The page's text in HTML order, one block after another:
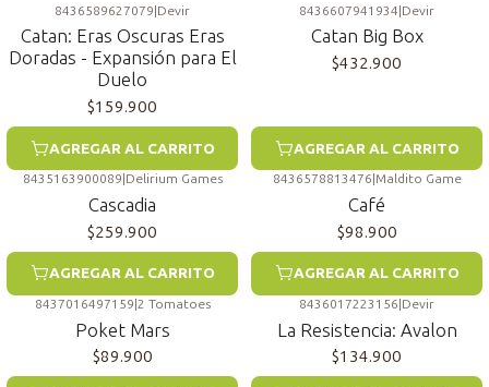
8436589627079|Devir
Catan: Eras Oscuras Eras
Doradas - Expansión para El
Duelo
$159.900
AGREGAR AL CARRITO
8436607941934|Devir
Catan Big Box
$432.900
AGREGAR AL CARRITO
8435163900089 Delirium Games
Cascadia
$259.900
AGREGAR AL CARRITO
8436578813476 Maldito Game
Café
$98.900
AGREGAR AL CARRITO
8437016497159|2 Tomatoes
Poket Mars
$89.900
8436017223156|Devir
La Resistencia: Avalon
$134.900